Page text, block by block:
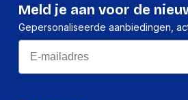
Meld je aan voor de
Gepersonaliseerde aanbiedingen,
Email